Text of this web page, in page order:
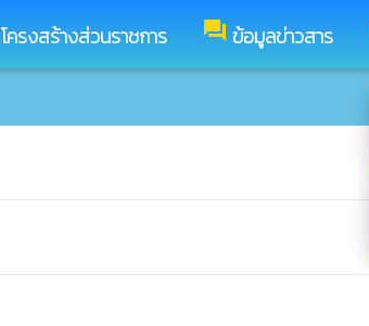
โครงสร้างส่วนราชการ forum ข้อมูลข่าวสาร